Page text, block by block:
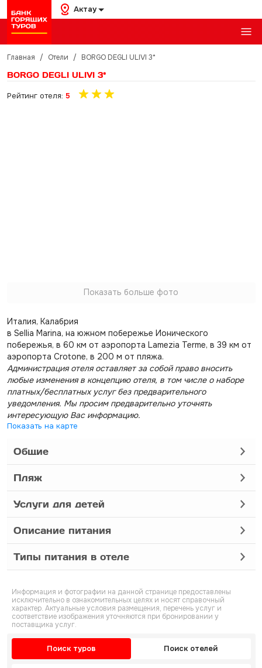
Актау
Главная / Отели / BORGO DEGLI ULIVI 3*
BORGO DEGLI ULIVI 3*
Рейтинг отеля: 5
Показать больше фото
Италия, Калабрия
в Sellia Marina, на южном побережье Ионического
побережья, в 60 км от аэропорта Lamezia Terme, в 39 км от
аэропорта Crotone, в 200 м от пляжа.
Администрация отеля оставляет за собой право вносить
любые изменения в концепцию отеля, в том числе о наборе
платных/бесплатных услуг без предварительного
уведомления. Мы просим предварительно уточнять
интересующую Вас информацию.
Показать на карте
Общие
Пляж
Услуги для детей
Описание питания
Типы питания в отеле
Информация и фотографии на данной странице предоставлены
исключительно в ознакомительных целях и носят справочный
характер. Актуальные условия размещения, перечень услуг и
соответствие изображения уточняются при бронировании у
поставщика услуг.
Поиск туров Поиск отелей